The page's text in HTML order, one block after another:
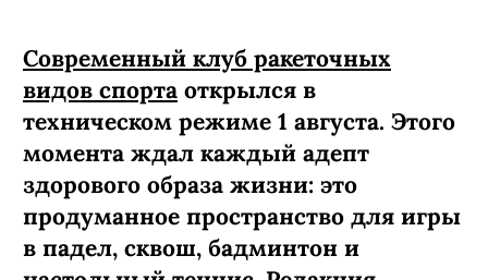
Современный клуб ракеточных
видов спорта открылся в
техническом режиме 1 августа. Этого
момента ждал каждый адепт
здорового образа жизни: это
продуманное пространство для игры
в падел, сквош, бадминтон и